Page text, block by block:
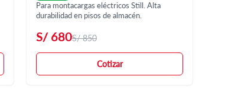
Para montacargas eléctricos Still. Alta
durabilidad en pisos de almacén.
S/ 680S/ 850
Cotizar